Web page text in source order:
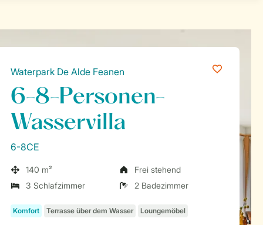
Waterpark De Alde Feanen
6-8-Personen-
Wasservilla
6-8CE
140 m²
Frei stehend
3 Schlafzimmer
2 Badezimmer